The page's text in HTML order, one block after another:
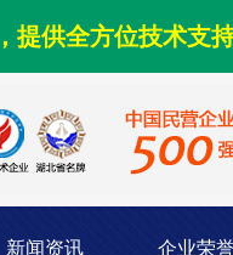
供全方位技术支
新闻资讯 企业荣